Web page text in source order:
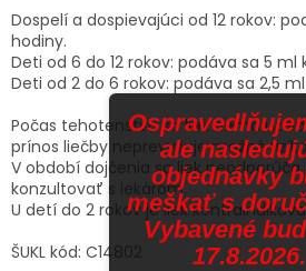
Dospelí a dospievajúci od 12 rokov:
hodiny.
Deti od 6 do 12 rokov: podáva sa 5 ml
Deti od 2 do 6 rokov: podáva sa 2,5
Počas tehotenstva sa liek nemá
prínos liečby neprevyšuje možné
V období dojčenia sa liek
konzultovať s lekárom.
U detí do 2 rokov je liek
ŠUKL kód: C14802
ale
objednávky
meškať s
Vybavené
17.8.2026.